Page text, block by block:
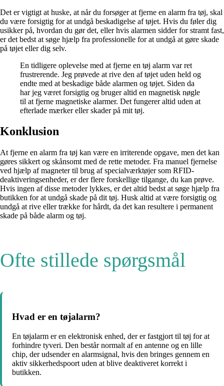
Det er vigtigt at huske, at når du forsøger at fjerne en alarm fra tøj, skal
du være forsigtig for at undgå beskadigelse af tøjet. Hvis du føler dig
usikker på, hvordan du gør det, eller hvis alarmen sidder for stramt fast,
er det bedst at søge hjælp fra professionelle for at undgå at gøre skade
på tøjet eller dig selv.
En tidligere oplevelse med at fjerne en tøj alarm var ret
frustrerende. Jeg prøvede at rive den af tøjet uden held og
endte med at beskadige både alarmen og tøjet. Siden da
har jeg været forsigtig og bruger altid en magnetisk nøgle
til at fjerne magnetiske alarmer. Det fungerer altid uden at
efterlade mærker eller skader på mit tøj.
Konklusion
At fjerne en alarm fra tøj kan være en irriterende opgave, men det kan
gøres sikkert og skånsomt med de rette metoder. Fra manuel fjernelse
ved hjælp af magneter til brug af specialværktøjer som RFID-
deaktiveringsenheder, er der flere forskellige tilgange, du kan prøve.
Hvis ingen af ​​disse metoder lykkes, er det altid bedst at søge hjælp fra
butikken for at undgå skade på dit tøj. Husk altid at være forsigtig og
undgå at rive eller trække for hårdt, da det kan resultere i permanent
skade på både alarm og tøj.
Ofte stillede spørgsmål
Hvad er en tøjalarm?
En tøjalarm er en elektronisk enhed, der er fastgjort til tøj for at
forhindre tyveri. Den består normalt af en antenne og en lille
chip, der udsender en alarmsignal, hvis den bringes gennem en
aktiv sikkerhedspoort uden at blive deaktiveret korrekt i
butikken.